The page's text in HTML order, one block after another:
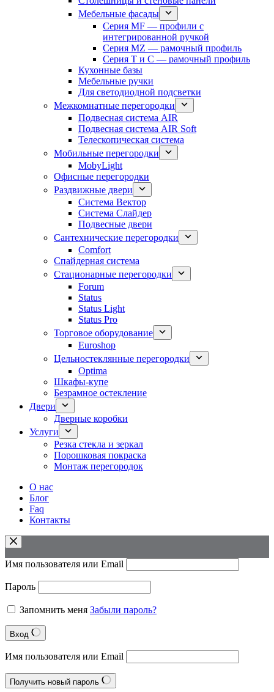
Мебельные фасады
Серия MF — профили с
интегрированной ручкой
Серия MZ — рамочный профиль
Серия T и C — рамочный профиль
Кухонные базы
Мебельные ручки
Для светодиодной подсветки
Межкомнатные перегородки
Подвесная система AIR
Подвесная система AIR Soft
Телескопическая система
Мобильные перегородки
MobyLight
Офисные перегородки
Раздвижные двери
Система Вектор
Система Слайдер
Подвесные двери
Сантехнические перегородки
Comfort
Спайдерная система
Стационарные перегородки
Forum
Status
Status Light
Status Pro
Торговое оборудование
Euroshop
Цельностеклянные перегородки
Optima
Шкафы-купе
Безрамное остекление
Двери
Дверные коробки
Услуги
Резка стекла и зеркал
Порошковая покраска
Монтаж перегородок
О нас
Блог
Faq
Контакты
Имя пользователя или Email
Пароль
Запомнить меня Забыли пароль?
Вход
Имя пользователя или Email
Получить новый пароль